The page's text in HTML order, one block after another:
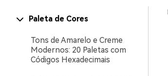
Paleta de Cores
Tons de Amarelo e Creme
Modernos: 20 Paletas com
Códigos Hexadecimais